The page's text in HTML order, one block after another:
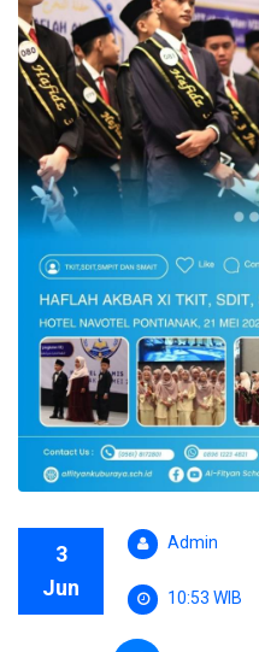
3
Jun
Admin
10:53 WIB